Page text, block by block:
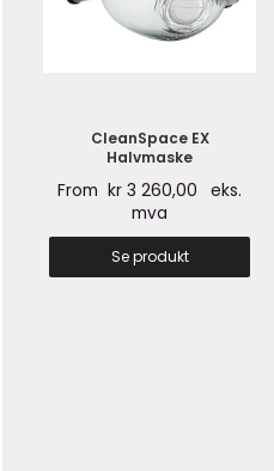
CleanSpace EX
Halvmaske
Fromkr 3 260,00
eks.
mva
Se produkt